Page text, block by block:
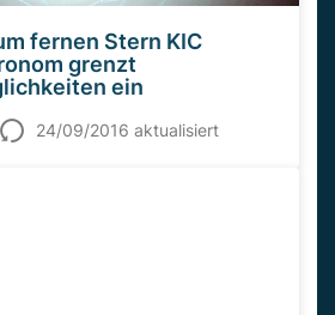
fernen Stern KIC
grenzt
ein
24/09/2016 aktualisiert